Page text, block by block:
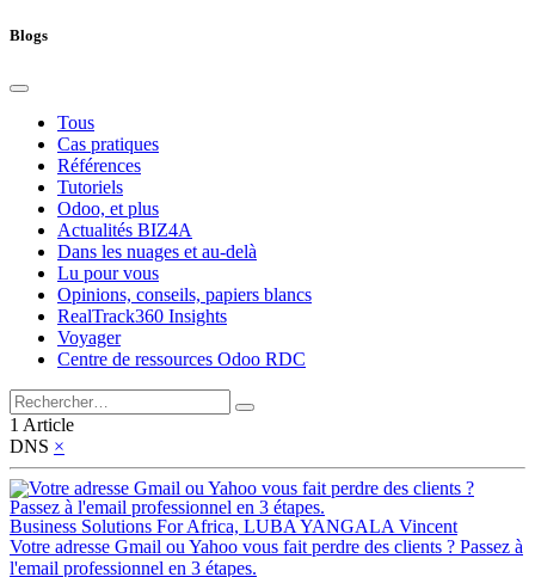
Blogs
Tous
Cas pratiques
Références
Tutoriels
Odoo, et plus
Actualités BIZ4A
Dans les nuages et au-delà
Lu pour vous
Opinions, conseils, papiers blancs
RealTrack360 Insights
Voyager
Centre de ressources Odoo RDC
1 Article
DNS ×
Business Solutions For Africa, LUBA YANGALA Vincent
Votre adresse Gmail ou Yahoo vous fait perdre des clients ? Passez à
l'email professionnel en 3 étapes.